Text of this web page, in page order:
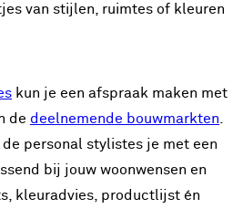
van stijlen, ruimtes of kleuren
kun je een afspraak maken met
de deelnemende bouwmarkten
de personal stylistes je met een
bij jouw woonwensen en
kleuradvies, productlijst én